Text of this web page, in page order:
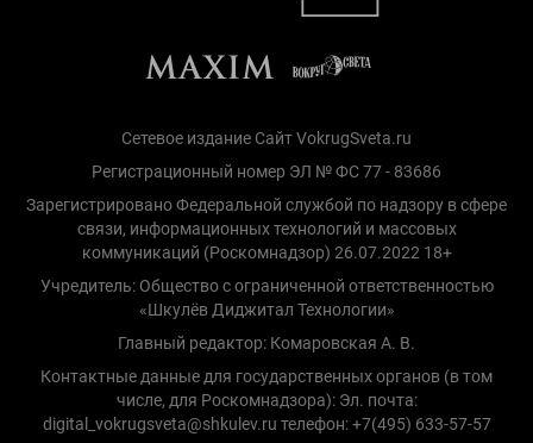
Сетевое издание Сайт VokrugSveta.ru
Регистрационный номер ЭЛ № ФС 77 - 83686
Зарегистрировано Федеральной службой по надзору в сфере
связи, информационных технологий и массовых
коммуникаций (Роскомнадзор) 26.07.2022 18+
Учредитель: Общество с ограниченной ответственностью
«Шкулёв Диджитал Технологии»
Главный редактор: Комаровская А. В.
Контактные данные для государственных органов (в том
числе, для Роскомнадзора): Эл. почта:
digital_vokrugsveta@shkulev.ru телефон: +7(495) 633-57-57